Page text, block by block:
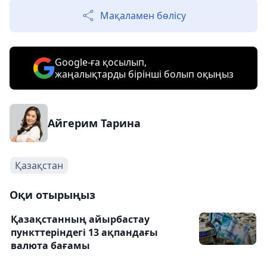
Мақаламен бөлісу
Google-ға қосылып,
жаңалықтарды бірінші болып оқыңыз
Айгерим Тарина
Қазақстан
Оқи отырыңыз
Қазақстанның айырбастау
пункттеріндегі 13 ақпандағы
валюта бағамы